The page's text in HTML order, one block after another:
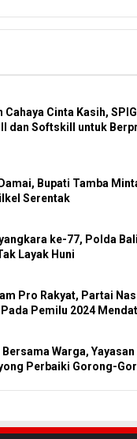
Cahaya Cinta Kasih,
dan Softskill untuk
Bupati Tamba
Serentak
ke-77, Polda
Layak Huni
Pro Rakyat, Partai
Pemilu 2024
Warga, Yayasan
Perbaiki Gorong-